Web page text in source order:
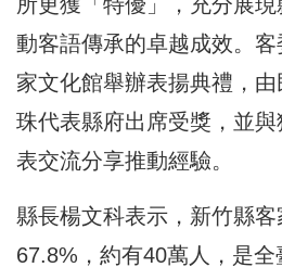
動客語傳承的卓越成效。
家文化館舉辦表揚典禮，
珠代表縣府出席受獎，並
表交流分享推動經驗。
縣長楊文科表示，新竹縣
67.8%，約有40萬人，是